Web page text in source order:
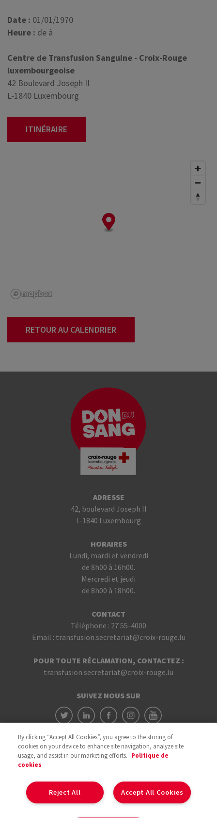
Date : 01/01/1970
Heure : de à
Centre de Transfusion Sanguine - Croix-Rouge
luxembourgeoise
42 Boulevard Joseph II
L-1840 Luxembourg
ITINÉRAIRE
RETOUR AU CALENDRIER
ADRESSE
42, boulevard Joseph II
L-1840 Luxembourg
HORAIRES
Lundi, mardi et vendredi
de 8h00 à 16h00.
Mercredi et jeudi
de 8h00 à 18h00.
CONTACT
Téléphone : 27 55-4000
Email : transfusion.secretariat@croix-rouge.lu
POUR TOUTE RÉCLAMATION, CONTACTEZ :
transfusion.secretariat@croix-rouge.lu
SUIVEZ NOUS SUR
By clicking “Accept All Cookies”, you agree to the storing of
cookies on your device to enhance site navigation, analyze site
usage, and assist in our marketing efforts. Politique de
cookies
Accept All Cookies
Reject All